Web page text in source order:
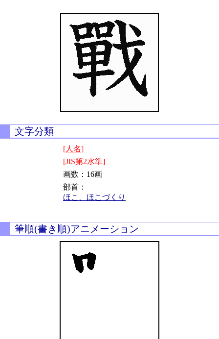
文字分類
[人名]
[JIS第2水準]
画数：16画
部首：
ほこ、ほこづくり
筆順(書き順)アニメーション